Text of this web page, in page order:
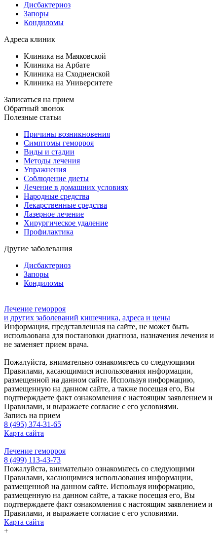
Дисбактериоз
Запоры
Кондиломы
Адреса клиник
Клиника на Маяковской
Клиника на Арбате
Клиника на Сходненской
Клиника на Университете
Записаться на прием
Обратный звонок
Полезные статьи
Причины возникновения
Симптомы геморроя
Виды и стадии
Методы лечения
Упражнения
Соблюдение диеты
Лечение в домашних условиях
Народные средства
Лекарственные средства
Лазерное лечение
Хирургическое удаление
Профилактика
Другие заболевания
Дисбактериоз
Запоры
Кондиломы
Лечение геморроя
и других заболеваний кишечника, адреса и цены
Информация, представленная на сайте, не может быть
использована для постановки диагноза, назначения лечения и
не заменяет прием врача.
Пожалуйста, внимательно ознакомьтесь со следующими
Правилами, касающимися использования информации,
размещенной на данном сайте. Используя информацию,
размещенную на данном сайте, а также посещая его, Вы
подтверждаете факт ознакомления с настоящим заявлением и
Правилами, и выражаете согласие с его условиями.
Запись на прием
8 (495) 374-31-65
Карта сайта
Лечение геморроя
8 (499) 113-43-73
Пожалуйста, внимательно ознакомьтесь со следующими
Правилами, касающимися использования информации,
размещенной на данном сайте. Используя информацию,
размещенную на данном сайте, а также посещая его, Вы
подтверждаете факт ознакомления с настоящим заявлением и
Правилами, и выражаете согласие с его условиями.
Карта сайта
+